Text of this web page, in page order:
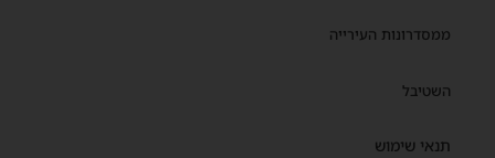
ממסדרונות העירייה
השטיבל
תנאי שימוש